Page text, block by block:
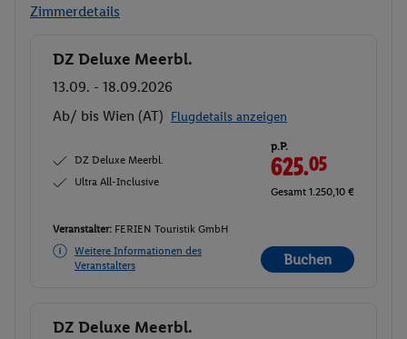
Zimmerdetails
Buchen
DZ Deluxe Meerbl.
13.09. - 18.09.2026
Ab/ bis Wien (AT) Flugdetails anzeigen
DZ Deluxe Meerbl.
Ultra All-Inclusive
p.P.
625.05
Gesamt 1.250,10 €
Veranstalter: FERIEN Touristik GmbH
Weitere Informationen des
Veranstalters
Buchen
Buchen
DZ Deluxe Meerbl.